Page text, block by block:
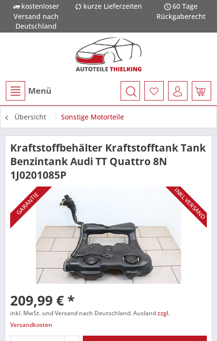
kostenloser
Versand nach
Deutschland
kurze Lieferzeiten
60 Tage
Rückgaberecht
Menü
Übersicht Sonstige Motorteile
Kraftstoffbehälter Kraftstofftank Tank
Benzintank Audi TT Quattro 8N
1J0201085P
GARANTIE INKL VERSAND
209,99 € *
inkl. MwSt. und Versand nach Deutschland. Auslandzzgl.
Versandkosten